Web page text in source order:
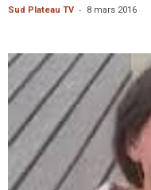
Sud Plateau TV - 8 mars 2016